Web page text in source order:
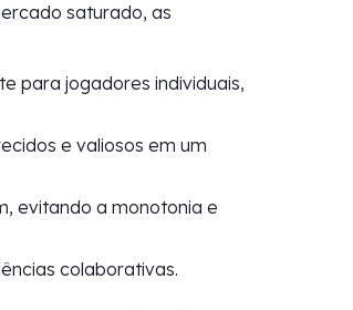
saturado, as
para jogadores individuais,
e valiosos em um
evitando a monotonia e
colaborativas.